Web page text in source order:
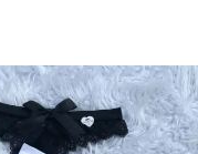
תַּפְרִיט
הֵנְּגִישׁוּת
לְחַץ
ALT+0